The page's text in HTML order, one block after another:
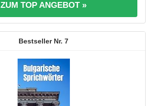
ZUM TOP ANGEBOT »
7